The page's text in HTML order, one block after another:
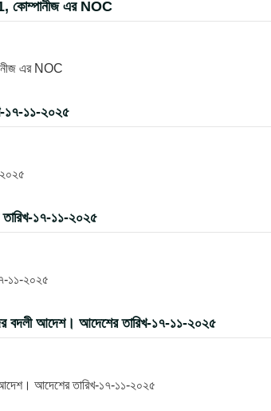
01, কোম্পানীজ এর NOC
এর NOC
১৭-১১-২০২৫
তারিখ-১৭-১১-২০২৫
১১-২০২৫
বদলী আদেশ। আদেশের তারিখ-১৭-১১-২০২৫
আদেশ। আদেশের তারিখ-১৭-১১-২০২৫